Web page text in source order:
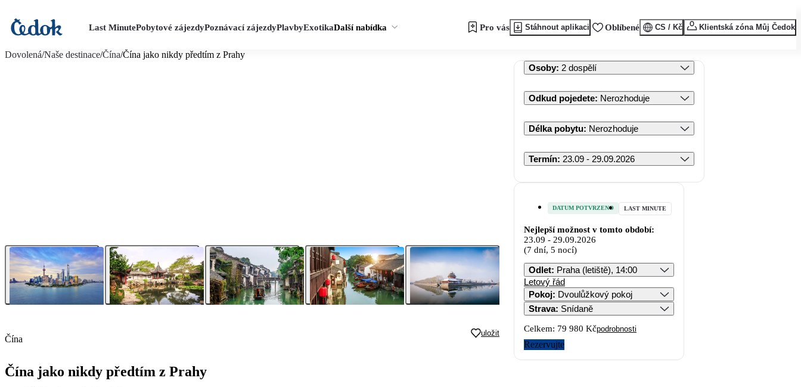
Last MinutePobytové zájezdyPoznávací zájezdyPlavbyExotikaDalší nabídka Pro vás Stáhnout aplikaci Oblíbené CS / Kč Klientská zóna Můj Čedok
Dovolená/Naše destinace/Čína/Čína jako nikdy předtím z Prahy
Čína
uložit
Čína jako nikdy předtím z Prahy
Osoby: 2 dospělí
Odkud pojedete: Nerozhoduje
Délka pobytu: Nerozhoduje
Termín: 23.09 - 29.09.2026
DATUM POTVRZENO LAST MINUTE
Nejlepší možnost v tomto období:
23.09 - 29.09.2026
(7 dní, 5 nocí)
Odlet: Praha (letiště), 14:00
Letový řád
Pokoj: Dvoulůžkový pokoj
Strava: Snídaně
Celkem: 79 980 Kčpodrobnosti
Rezervujte